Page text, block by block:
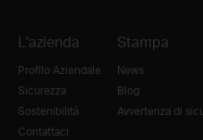
L'azienda
Profilo Aziendale
Sicurezza
Sostenibilità
Contattaci
Stampa
News
Blog
Avvertenza di